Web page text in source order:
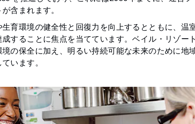
含まれます。
育環境の健全性と回復力を向上するとともに、温
することに焦点を当てています。ベイル・リゾー
境の保全に加え、明るい持続可能な未来のために地
います。